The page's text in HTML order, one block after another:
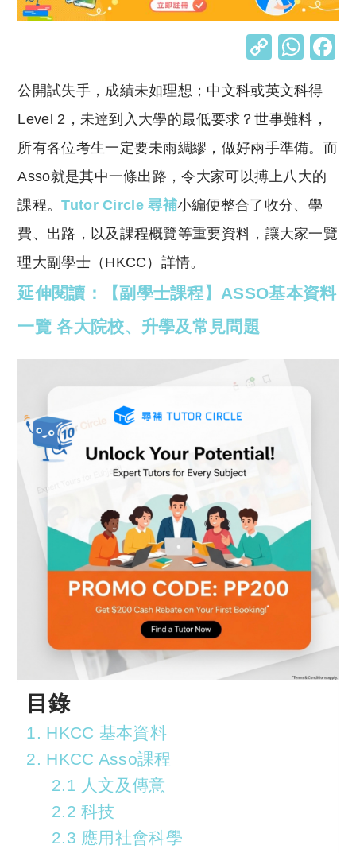
C
p
y
Li
n
k
W
at
s
A
p
p
公開試失手，成績未如理想；中文科或英文科得
Level 2，未達到入大學的最低要求？世事難料，
所有各位考生一定要未雨綢繆，做好兩手準備。而
Asso就是其中一條出路，令大家可以搏上八大的
課程。Tutor Circle 尋補小編便整合了收分、學
費、出路，以及課程概覽等重要資料，讓大家一覽
理大副學士（HKCC）詳情。
延伸閱讀：【副學士課程】ASSO基本資料
一覽 各大院校、升學及常見問題
目錄
1. HKCC 基本資料
2. HKCC Asso課程
2.1 人文及傳意
2.2 科技
2.3 應用社會科學